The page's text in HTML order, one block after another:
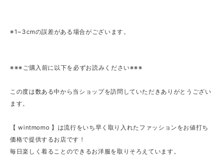
※1~3cmの誤差がある場合がございます。
※※※ご購入前に以下を必ずお読みください※※※
この度は数ある中から当ショップを訪問していただきありがとうござい
ます。
【 wintmomo 】は流行をいち早く取り入れたファッションをお値打ち
価格で提供するお店です！
毎日楽しく着ることのできるお洋服を取りそろえています。